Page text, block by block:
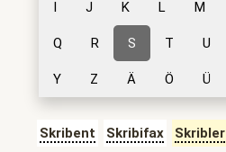
I J K L M
Q R S T U
Y Z Ä Ö Ü
Skribent Skribifax Skribler